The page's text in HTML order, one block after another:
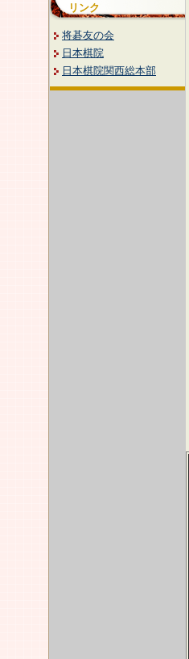
リンク
将碁友の会
日本棋院
日本棋院関西総本部